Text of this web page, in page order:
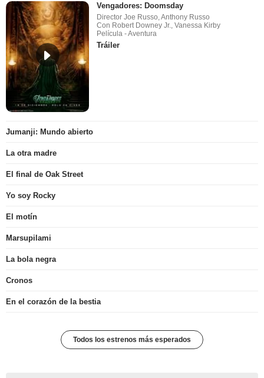
Vengadores: Doomsday
Director Joe Russo, Anthony Russo
Con Robert Downey Jr., Vanessa Kirby
Película - Aventura
Tráiler
Jumanji: Mundo abierto
La otra madre
El final de Oak Street
Yo soy Rocky
El motín
Marsupilami
La bola negra
Cronos
En el corazón de la bestia
Todos los estrenos más esperados